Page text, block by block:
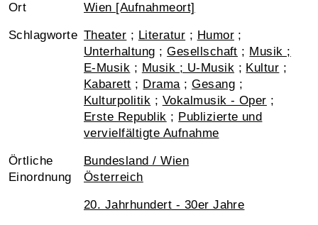
Ort Wien [Aufnahmeort]
Schlagworte Theater ; Literatur ; Humor ;
Unterhaltung ;Gesellschaft ; Musik ;
E-Musik ; Musik ; U-Musik ; Kultur ;
Kabarett ; Drama;Gesang ;
Kulturpolitik ; Vokalmusik - Oper ;
Erste Republik ; Publizierte und
vervielfältigte Aufnahme
Örtliche
Einordnung
Bundesland / Wien
Österreich
20. Jahrhundert - 30er Jahre